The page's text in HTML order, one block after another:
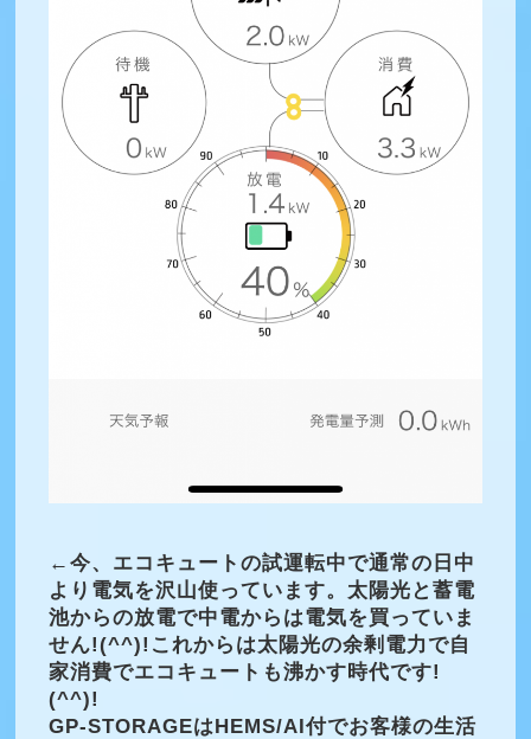
←今、エコキュートの試運転中で通常の日中
より電気を沢山使っています。太陽光と蓄電
池からの放電で中電からは電気を買っていま
せん!(^^)!これからは太陽光の余剰電力で自
家消費でエコキュートも沸かす時代です!
(^^)!
GP-STORAGEはHEMS/AI付でお客様の生活